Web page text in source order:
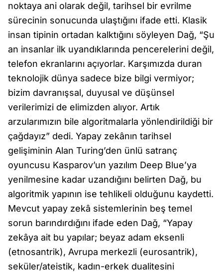
noktaya ani olarak değil, tarihsel bir evrilme
sürecinin sonucunda ulaştığını ifade etti. Klasik
insan tipinin ortadan kalktığını söyleyen Dağ, “Şu
an insanlar ilk uyandıklarında pencerelerini değil,
telefon ekranlarını açıyorlar. Karşımızda duran
teknolojik dünya sadece bize bilgi vermiyor;
bizim davranışsal, duyusal ve düşünsel
verilerimizi de elimizden alıyor. Artık
arzularımızın bile algoritmalarla yönlendirildiği bir
çağdayız” dedi. Yapay zekânın tarihsel
gelişiminin Alan Turing’den ünlü satranç
oyuncusu Kasparov’un yazılım Deep Blue’ya
yenilmesine kadar uzandığını belirten Dağ, bu
algoritmik yapının ise tehlikeli olduğunu kaydetti.
Mevcut yapay zekâ sistemlerinin beş temel
sorun barındırdığını ifade eden Dağ, “Yapay
zekâya ait bu yapılar; beyaz adam eksenli
(etnosantrik), Avrupa merkezli (eurosantrik),
seküler/ateistik, kadın-erkek dualitesini